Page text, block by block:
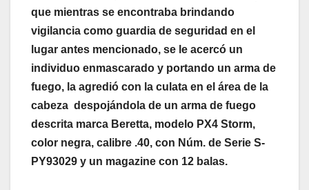
que mientras se encontraba brindando
vigilancia como guardia de seguridad en el
lugar antes mencionado, se le acercó un
individuo enmascarado y portando un arma de
fuego, la agredió con la culata en el área de la
cabeza despojándola de un arma de fuego
descrita marca Beretta, modelo PX4 Storm,
color negra, calibre .40, con Núm. de Serie S-
PY93029 y un magazine con 12 balas.